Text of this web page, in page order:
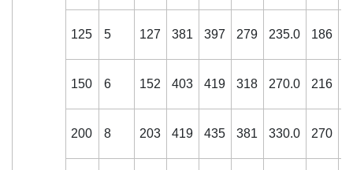
125 5 127 381 397 279 235.0 186
150 6 152 403 419 318 270.0 216
200 8 203 419 435 381 330.0 270